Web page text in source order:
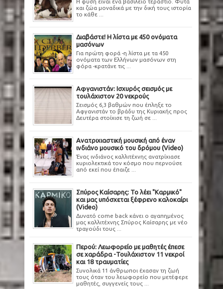
και ζώα μοναδικά με την δική τους ιστορία
το κάθε ...
Διαβάστε! Η λίστα με 450 ονόματα
μασόνων
Για πρώτη φορά -η λίστα με τα 450
ονόματα των Ελλήνων μασόνων στη
φόρα -κρατάνε τις ...
Αφγανιστάν: Ισχυρός σεισμός με
τουλάχιστον 20 νεκρούς
Σεισμός 6,3 βαθμών που έπληξε το
Αφγανιστάν το βράδυ της Κυριακής προς
Δευτέρα στοίχισε τη ζωή σε ...
Ανατριχιαστική μουσική από έναν
ινδιάνο μουσικό του δρόμου (Video)
Ένας ινδιάνος καλλιτέχνης ανατρίχιασε
κυριολεκτικά τον κόσμο που περνούσε
από εκεί που έπαιζε ...
Σπύρος Καίσαρης: Το λέει "Καρμικό"
και μας υπόσχεται ξέφρενο καλοκαίρι
(Video)
Δυνατό come back κάνει ο αγαπημένος
μας καλλιτέχνης Σπύρος Καίσαρης με νέο
τραγούδι τους ...
Περού: Λεωφορείο με μαθητές έπεσε
σε χαράδρα -Τουλάχιστον 11 νεκροί
και 18 τραυματίες
Συνολικά 11 άνθρωποι έχασαν τη ζωή
τους όταν του λεωφορείο που μετέφερε
μαθητές, συγγενείς τους ...